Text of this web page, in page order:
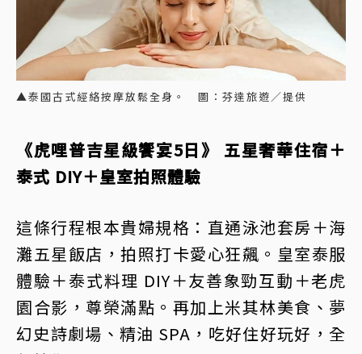
▲泰國古式經絡按摩放鬆全身。 圖：芬達旅遊／提供
《虎哩普吉星級饗宴5日》 五星奢華住宿＋
泰式 DIY＋皇室拍照體驗
這條行程根本貴婦規格：直通泳池套房＋海
灘五星飯店，拍照打卡愛心狂飆。皇室泰服
體驗＋泰式料理 DIY＋友善象勁互動＋老虎
園合影，尊榮滿點。再加上米其林美食、夢
幻史詩劇場、精油 SPA，吃好住好玩好，全